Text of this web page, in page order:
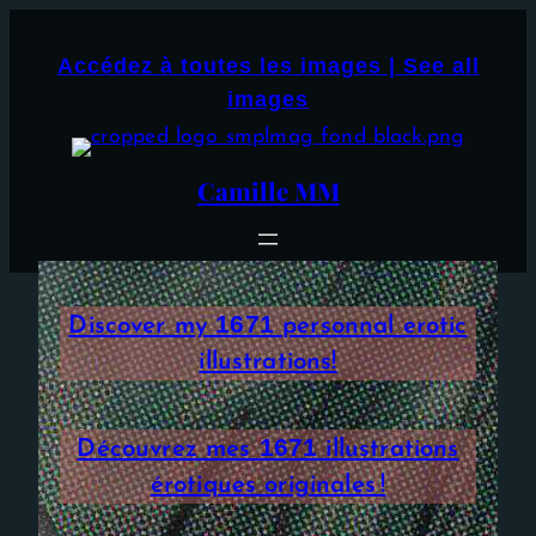
Accédez à toutes les images | See all
images
Camille MM
Discover my1671personnal erotic
illustrations!
Découvrez mes1671illustrations
érotiques originales !